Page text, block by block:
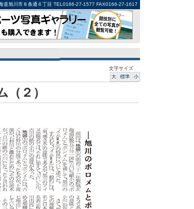
道旭川市８条通６丁目 TEL0166-27-1577 FAX0166-27-1617
文字サイズ
大
標準 小
２）